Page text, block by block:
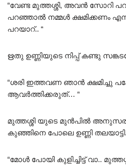
“വേണ്ട മുത്തശ്ശി, അവൻ സോറി
പറഞ്ഞാൽ നമ്മൾ ക്ഷമിക്കണം
പറയാറ്.. “
ഋതു ഉണ്ണിയുടെ നിപ്പ് കണ്ടു
“ശരി ഇത്തവണ ഞാൻ ക്ഷമിച്ചു
ആവർത്തിക്കരുത്… “
മുത്തശ്ശി യുടെ മുൻപിൽ
കുഞ്ഞിനെ പോലെ ഉണ്ണി തലയാട്ടി.
“മോൾ പോയി കുളിച്ചിട്ട് വാ..